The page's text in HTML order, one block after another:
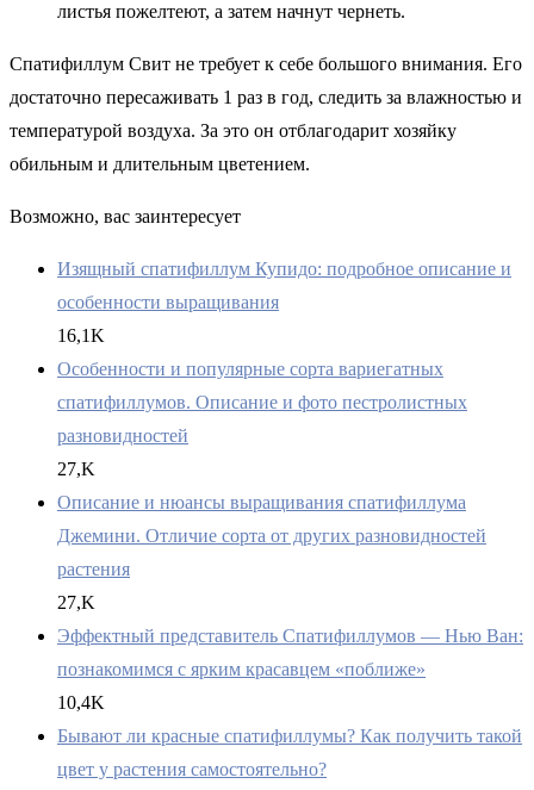
листья пожелтеют, а затем начнут чернеть.
Спатифиллум Свит не требует к себе большого внимания. Его
достаточно пересаживать 1 раз в год, следить за влажностью и
температурой воздуха. За это он отблагодарит хозяйку
обильным и длительным цветением.
Возможно, вас заинтересует
Изящный спатифиллум Купидо: подробное описание и
особенности выращивания
16,1K
Особенности и популярные сорта вариегатных
спатифиллумов. Описание и фото пестролистных
разновидностей
27,K
Описание и нюансы выращивания спатифиллума
Джемини. Отличие сорта от других разновидностей
растения
27,K
Эффектный представитель Спатифиллумов — Нью Ван:
познакомимся с ярким красавцем «поближе»
10,4K
Бывают ли красные спатифиллумы? Как получить такой
цвет у растения самостоятельно?